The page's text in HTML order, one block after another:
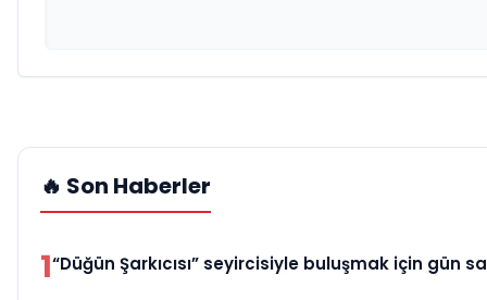
🔥 Son Haberler
1“Düğün Şarkıcısı” seyircisiyle buluşmak için gün